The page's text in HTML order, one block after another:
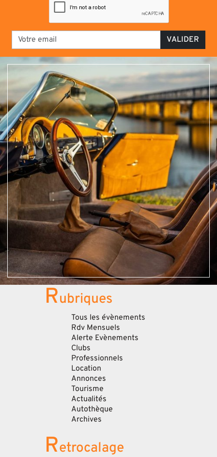
VALIDER
Rubriques
Tous les évènements
Rdv Mensuels
Alerte Evènements
Clubs
Professionnels
Location
Annonces
Tourisme
Actualités
Autothèque
Archives
Retrocalage